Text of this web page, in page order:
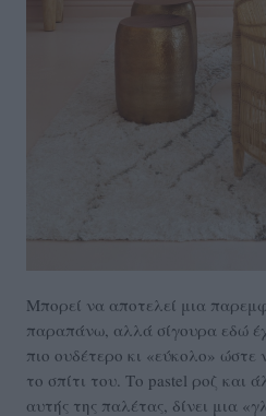
Μπορεί να αποτελεί μια
παραπάνω, αλλά σίγουρα εδώ
πιο ουδέτερο κι «εύκολο» ώστε
το σπίτι του. Το pastel ροζ και
αυτής της παλέτας, δίνει μια